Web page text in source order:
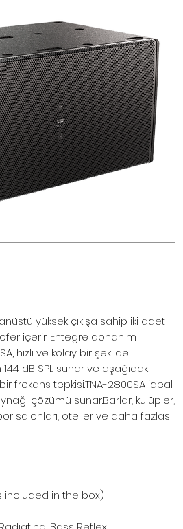
yüksek çıkışa sahip iki adet
içerir. Entegre donanım
hızlı ve kolay bir şekilde
dB SPL sunar ve aşağıdaki
frekans tepkisi.TNA-2800SA ideal
çözümü sunar.Barlar, kulüpler,
salonları, oteller ve daha fazlası
included in the box)